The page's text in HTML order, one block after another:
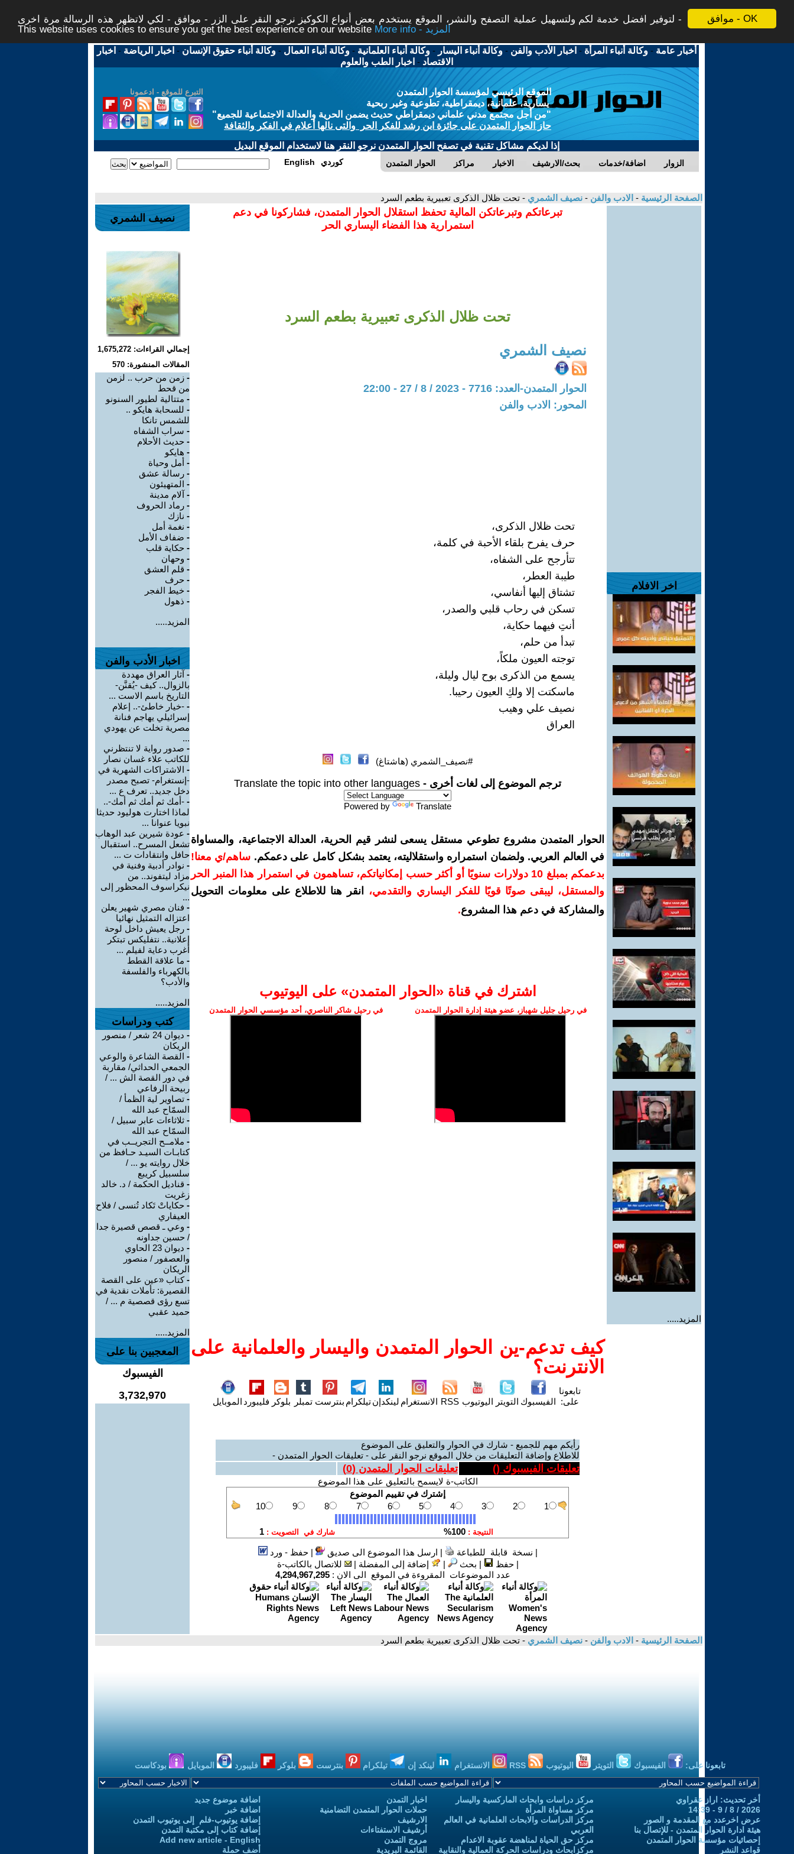
موافق - OK
لتوفير افضل خدمة لكم ولتسهيل عملية التصفح والنشر، الموقع يستخدم بعض أنواع الكوكيز نرجو النقر على الزر - موافق - لكي لاتظهر هذه الرسالة مرة اخرى -
This website uses cookies to ensure you get the best experience on our website
More info - المزيد
أخبار عامة -وكالة أنباء المرأة - اخبار الأدب والفن -وكالة أنباء اليسار -وكالة أنباء العلمانية -وكالة أنباء العمال -وكالة أنباء حقوق الإنسان - اخبار الرياضة - اخبار
الاقتصاد - اخبار الطب والعلوم
التبرع للموقع - ادعمونا
الموقع الرئيسي لمؤسسة الحوار المتمدن
يسارية، علمانية، ديمقراطية، تطوعية وغير ربحية
"من أجل مجتمع مدني علماني ديمقراطي حديث يضمن الحرية والعدالة الاجتماعية للجميع"
حاز الحوار المتمدن على جائزة ابن رشد للفكر الحر والتى نالها أعلام في الفكر والثقافة
إذا لديكم مشاكل تقنية في تصفح الحوار المتمدن نرجو النقر هنا لاستخدام الموقع البديل
الحوار المتمدن مراكز الاخبار بحث/الارشيف اضافة/خدمات الزوار English كوردي
الصفحة الرئيسية - الادب والفن - نصيف الشمري - تحت ظلال الذكرى تعبيرية بطعم السرد
اخر الافلام
المزيد.....
تبرعاتكم وتبرعاتكن المالية تحفظ استقلال الحوار المتمدن، فشاركونا في دعم
استمرارية هذا الفضاء اليساري الحر
تحت ظلال الذكرى تعبيرية بطعم السرد
نصيف الشمري
الحوار المتمدن-العدد: 7716 - 2023 / 8 / 27 - 22:00
المحور: الادب والفن
تحت ظلال الذكرى،
حرف يفرح بلقاء الأحبة في كلمة،
تتأرجح على الشفاه،
طيبة العطر،
تشتاق إليها أنفاسي،
تسكن في رحاب قلبي والصدر،
أنتِ فيهما حكاية،
تبدأ من حلم،
توجته العيون ملكاً،
يسمع من الذكرى بوح ليال وليلة،
ماسكتت إلا ولكِ العيون رحيبا.
نصيف علي وهيب
العراق
#نصيف_الشمري (هاشتاغ)
ترجم الموضوع إلى لغات أخرى - Translate the topic into other languages
Powered by Translate
الحوار المتمدن مشروع تطوعي مستقل يسعى لنشر قيم الحرية، العدالة الاجتماعية، والمساواة
في العالم العربي. ولضمان استمراره واستقلاليته، يعتمد بشكل كامل على دعمكم. ساهم/ي معنا!
بدعمكم بمبلغ 10 دولارات سنويًا أو أكثر حسب إمكانياتكم، تساهمون في استمرار هذا المنبر الحر
والمستقل، ليبقى صوتًا قويًا للفكر اليساري والتقدمي،
انقر هنا للاطلاع على معلومات التحويل
والمشاركة في دعم هذا المشروع.
اشترك في قناة ‫«الحوار المتمدن» على اليوتيوب
في رحيل جليل شهباز، عضو هيئة إدارة الحوار المتمدن في رحيل شاكر الناصري، أحد مؤسسي الحوار المتمدن
كيف تدعم-ين الحوار المتمدن واليسار والعلمانية على
الانترنت؟
تابعونا
على: الفيسبوك التويتر اليوتيوب RSS الانستغرام لينكدإنتيلكرام بنترست تمبلر بلوكر فليبورد الموبايل
رأيكم مهم للجميع - شارك في الحوار والتعليق على الموضوع
للاطلاع وإضافة التعليقات من خلال الموقع نرجو النقر على - تعليقات الحوار المتمدن -
تعليقات الفيسبوك () تعليقات الحوار المتمدن (0
)
الكاتب-ة لايسمح بالتعليق على هذا الموضوع
| نسخة قابلة للطباعة | ارسل هذا الموضوع الى صديق |حفظ - ورد
|حفظ | بحث | إضافة إلى المفضلة |
للاتصال بالكاتب-ة
عدد الموضوعات المقروءة في الموقع الى الان : 4,294,967,295
نصيف الشمري
إجمالي القراءات: 1,675,272
المقالات المنشورة: 570
- زمن من حرب .. لزمن
من قحط
- متتالية لطيور السنونو
- للسحابة هايكو ..
للشمس تانكا
- سراب الشفاه
- حديث الأحلام
- هايكو
- أمل وحياة
- رسالة عشق
- المتهيئون
- آلام مدينة
- رماد الحروف
- نازك
- نغمة أمل
- ضفاف الأمل
- حكاية قلب
- وحهان
- قلم العشق
- حرف
- خيط الفجر
- ذهول
المزيد.....
اخبار الأدب والفن
- آثار العراق مهددة
بالزوال.. كيف -يُقنَّن-
التاريخ باسم الاست ...
- -خيار خاطئ-.. إعلام
إسرائيلي يهاجم فنانة
مصرية تخلت عن يهودي
...
- صدور رواية لا تنتظرني
للكاتب علاء غسان نصار
- الاشتراكات الشهرية في
-إنستغرام- تصبح مصدر
دخل جديد.. تعرف ع ...
- -أمك ثم أمك ثم أمك-..
لماذا اختارت هوليود حديثا
نبويا عنوانا ...
- عودة شيرين عبد الوهاب
تشعل المسرح.. استقبال
حافل وانتقادات ت ...
- نوادر أدبية وفنية في
مزاد ليتفوند.. من
نيكراسوف المحظور إلى
...
- فنان مصري شهير يعلن
اعتزاله التمثيل نهائيا
- رجل يعيش داخل لوحة
إعلانية.. نتفليكس تبتكر
أغرب دعاية لفيلم ...
- ما علاقة القطط
بالكهرباء والفلسفة
والأدب؟
المزيد.....
كتب ودراسات
-
ديوان 24 شعر / منصور
الريكان
- القصة الشاعرة والوعي
الجمعي الحداثي/ مقاربة
في دور القصة الش ... /
ربيحة الرفاعي
- تصاوير لية الظمأ /
السمّاح عبد الله
- ثلاثاءات عابر سبيل /
السمّاح عبد الله
- ملامــح التجريــب في
كتابـات السيـد حـافظ من
خلال روايته يو ... /
سلسبيل كريبع
- قناديل الحكمة / د. خالد
زغريت
- حكاياتْ تَكاد تُنسى / فلاح
العيفاري
- وعي ـ قصص قصيرة جدا
/ حسين جداونه
-
ديوان 23 الحاوي
والعصفور / منصور
الريكان
-كتاب «عين على القصة
القصيرة: تأملات نقدية في
تسع رؤى قصصية م ... /
حميد عقبي
المزيد.....
المعجبين بنا على
الفيسبوك
3,732,970
الصفحة الرئيسية - الادب والفن - نصيف الشمري - تحت ظلال الذكرى تعبيرية بطعم السرد
تابعونا على: الفيسبوك التويتر اليوتيوب الانستغرام لينكد إن تيلكرام بنترست بلوكر فليبورد الموبايل بودكاست
أخر تحديث: اراز عقراوي
2026 / 8 / 9 - 14:39
عرض اخرعدد مع المقدمة و الصور
هيئة ادارة الحوار المتمدن - للإتصال بنا
إحصائيات مؤسسة الحوار المتمدن
قواعد النشر
مركز دراسات وابحاث الماركسية واليسار
مركز مساواة المرأة
مركز الدراسات والابحاث العلمانية في العالم
العربي
مركز حق الحياة لمناهضة عقوبة الاعدام
مركزابحاث ودراسات الحركة العمالية والنقابية
اخبار التمدن
حملات الحوار المتمدن التضامنية
الارشيف
أرشيف الاستفتاءات
مروج التمدن
القائمة البريدية
اضافة موضوع جديد
اضافة خبر
إضافة يوتيوب-فلم إلى يوتيوب التمدن
إضافة كتاب إلى مكتبة التمدن
Add new article - English
أضف حملة